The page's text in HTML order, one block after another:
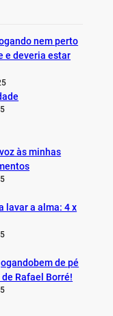
nem perto
e deveria estar
às minhas
lavar a alma: 4 x
de pé
Rafael Borré!